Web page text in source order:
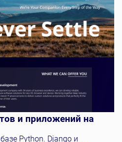
и приложений на
Python. Django и